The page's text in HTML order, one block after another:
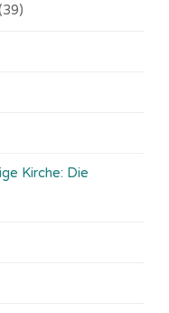
Kirche: Die